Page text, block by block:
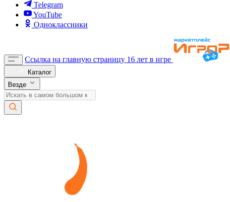
Telegram
YouTube
Одноклассники
Ссылка на главную страницу 16 лет в игре
Каталог
Везде